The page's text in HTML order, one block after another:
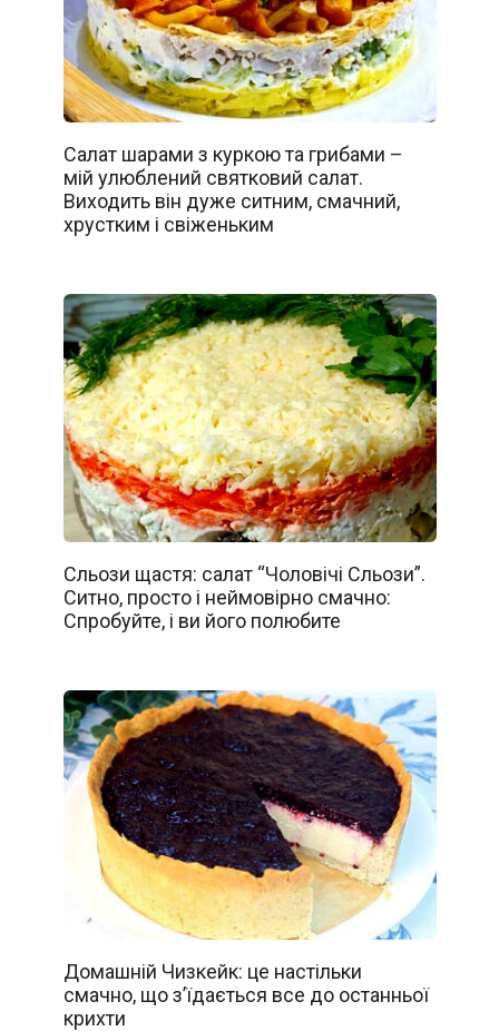
Салат шарами з куркою та грибами –
мій улюблений святковий салат.
Виходить він дуже ситним, смачний,
хрустким і свіженьким
Сльози щастя: салат “Чоловічі Сльози”.
Ситно, просто і неймовірно смачно:
Спробуйте, і ви його полюбите
Домашній Чизкейк: це настільки
смачно, що з’їдається все до останньої
крихти